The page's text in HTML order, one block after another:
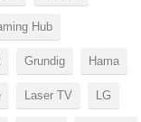
Hub
Grundig Hama
Laser TV LG